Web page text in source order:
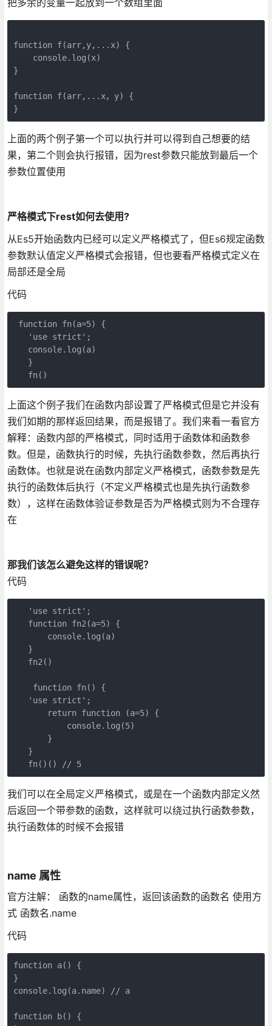
function f(arr,y, ...x)
{
    console.log(x)
}
function f(arr, ...x，y)
{
}
上面的两个例子第一个可以执行并可以得到自己想要的结
果，第二个则会执行报错，因为rest参数只能放到最后一个
参数位置使用
严格模式下rest如何去使用?
从Es5开始函数内已经可以定义严格模式了，但Es6规定函数
参数默认值定义严格模式会报错，但也要看严格模式定义在
局部还是全局
代码
function fn(a=5)
   'use strict'
;
console.log(a)
   }
   fn()
上面这个例子我们在函数内部设置了严格模式但是它并没有
我们如期的那样返回结果，而是报错了。我们来看一看官方
解释：函数内部的严格模式，同时适用于函数体和函数参
数。但是，函数执行的时候，先执行函数参数，然后再执行
函数体。也就是说在函数内部定义严格模式，函数参数是先
执行的函数体后执行（不定义严格模式也是先执行函数参
数），这样在函数体验证参数是否为严格模式则为不合理存
在
那我们该怎么避免这样的错误呢？
代码
   'use strict'
;
function fn2 (a=5) {
console.log(a)
   }
   fn2()
function fn( )
   'use strict'
;
return function (a=5) {
console.log(5)
       }
   }
   fn()()
// 5
我们可以在全局定义严格模式，或是在一个函数内部定义然
后返回一个带参数的函数，这样就可以绕过执行函数参数，
执行函数体的时候不会报错
name 属性
官方注解： 函数的name属性，返回该函数的函数名 使用方
式 函数名.name
代码
function a( ) {
console.log(a.name) // a
function b( ) {